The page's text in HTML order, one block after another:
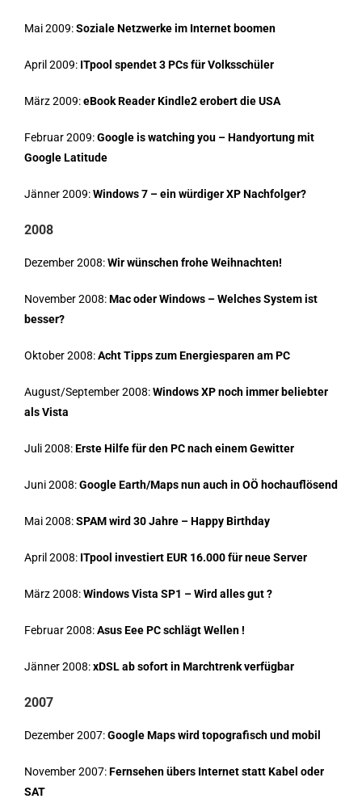
Mai 2009:Soziale Netzwerke im Internet boomen
April 2009: ITpool spendet 3 PCs für Volksschüler
März 2009:eBook Reader Kindle2 erobert die USA
Februar 2009:Google is watching you – Handyortung mit
Google Latitude
Jänner 2009:Windows 7 – ein würdiger XP Nachfolger?
2008
Dezember 2008:Wir wünschen frohe Weihnachten!
November 2008:Mac oder Windows – Welches System ist
besser?
Oktober 2008:Acht Tipps zum Energiesparen am PC
August/September 2008:Windows XP noch immer beliebter
als Vista
Juli 2008:Erste Hilfe für den PC nach einem Gewitter
Juni 2008:Google Earth/Maps nun auch in OÖ hochauflösend
Mai 2008:SPAM wird 30 Jahre – Happy Birthday
April 2008: ITpool investiert EUR 16.000 für neue Server
März 2008:Windows Vista SP1 – Wird alles gut ?
Februar 2008:Asus Eee PC schlägt Wellen !
Jänner 2008:xDSL ab sofort in Marchtrenk verfügbar
2007
Dezember 2007:Google Maps wird topografisch und mobil
November 2007:Fernsehen übers Internet statt Kabel oder
SAT